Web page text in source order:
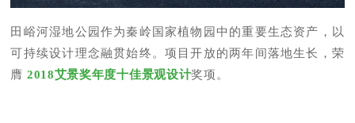
田峪河湿地公园作为秦岭国家植物园中的重要生态资产，以
可持续设计理念融贯始终。项目开放的两年间落地生长，荣
膺 2018艾景奖年度十佳景观设计奖项。